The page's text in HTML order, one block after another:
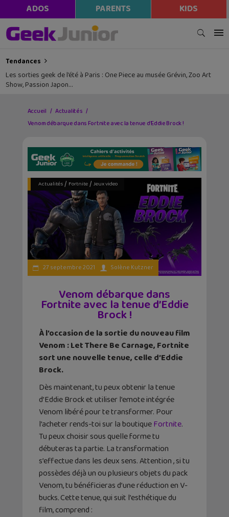
ADOS PARENTS KIDS
Tendances
Les sorties geek de l’été à Paris : One Piece au musée Grévin, Zoo Art
Show, Passion Japon…
Accueil
Actualités
Venom débarque dans Fortnite avec la tenue d’Eddie Brock !
Actualités/ Fortnite/ Jeux video
27 septembre 2021 Solène Kutzner
Venom débarque dans
Fortnite avec la tenue d’Eddie
Brock !
À l’occasion de la sortie du nouveau film
Venom : Let There Be Carnage, Fortnite
sort une nouvelle tenue, celle d’Eddie
Brock.
Dès maintenant, tu peux obtenir la tenue
d’Eddie Brock et utiliser l’emote intégrée
Venom libéré pour te transformer. Pour
l’acheter rends-toi sur la boutiqueFortnite.
Tu peux choisir sous quelle forme tu
débuteras ta partie. La transformation
s’effectue dans les deux sens. Attention , si tu
possèdes déjà un ou plusieurs objets du pack
Venom, tu bénéficieras d’une réduction en V-
bucks.Cette tenue, qui suit l’esthétique du
film, comprend :